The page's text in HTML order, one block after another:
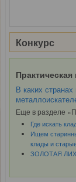
Конкурс
Практическая
В каких странах
Еще в разделе
Где искать
Ищем
клады и
ЗОЛОТАЯ